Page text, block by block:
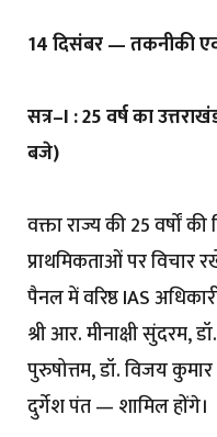
14 दिसंबर — तकनीकी
सत्र–I : 25 वर्ष का
बजे)
वक्ता राज्य की 25 वर्षों
प्राथमिकताओं पर विचार
पैनल में वरिष्ठ IAS
श्री आर. मीनाक्षी सुंदरम,
पुरुषोत्तम, डॉ. विजय कुमार
दुर्गेश पंत — शामिल होंगे।